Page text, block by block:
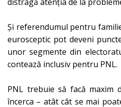
Și referendumul pentru
eurosceptic pot deveni
unor segmente din
contează inclusiv pentru PNL.
PNL trebuie să facă maxim
încerca – atât cât se mai